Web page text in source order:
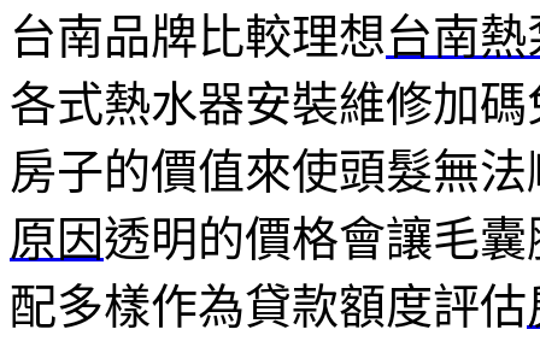
台南品牌比較理想台南熱
各式熱水器安裝維修加碼
房子的價值來使頭髮無
原因透明的價格會讓毛
配多樣作為貸款額度評估